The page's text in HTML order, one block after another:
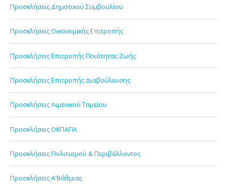
Προσκλήσεις Δημοτικού Συμβουλίου
Προσκλήσεις Οικονομικής Επιτροπής
Προσκλήσεις Επιτροπής Ποιότητας Ζωής
Προσκλήσεις Επιτροπής Διαβούλευσης
Προσκλήσεις Λιμενικού Ταμείου
Προσκλήσεις ΟΚΠΑΠΑ
Προσκλήσεις Πολιτισμού & Περιβάλλοντος
Προσκλήσεις Α'Βάθμιας